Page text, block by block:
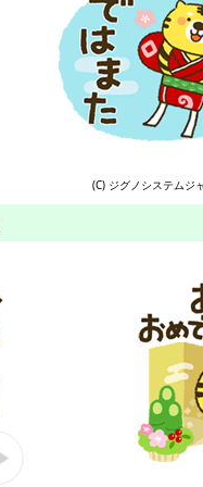
(C) ジグノシステムジ